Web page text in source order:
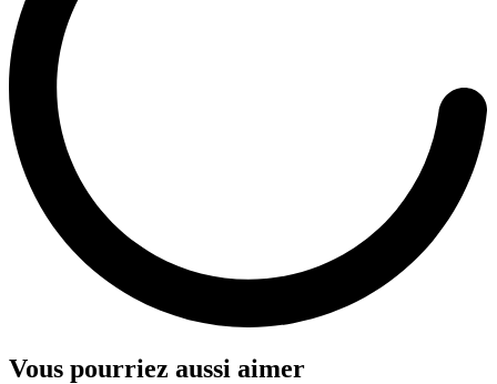
Vous pourriez aussi aimer